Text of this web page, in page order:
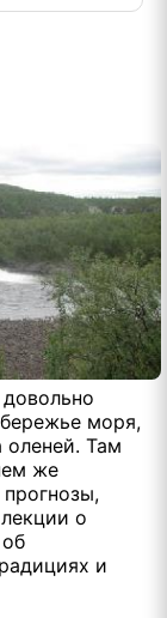
моря,
оленей. Там
же
о
и